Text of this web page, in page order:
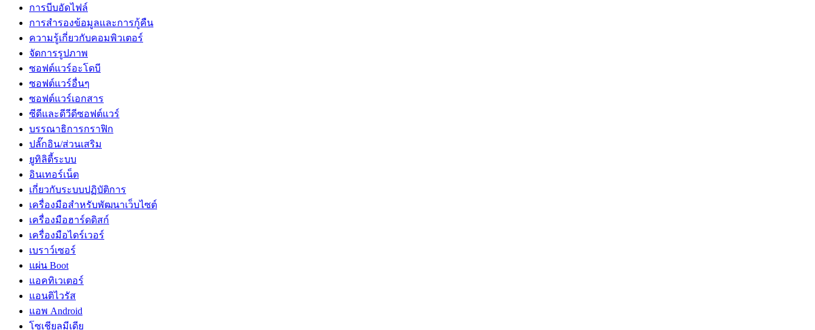
การบีบอัดไฟล์
การสำรองข้อมูลและการกู้คืน
ความรู้เกี่ยวกับคอมพิวเตอร์
จัดการรูปภาพ
ซอฟต์แวร์อะโดบี
ซอฟต์แวร์อื่นๆ
ซอฟต์แวร์เอกสาร
ซีดีและดีวีดีซอฟต์แวร์
บรรณาธิการกราฟิก
ปลั๊กอิน/ส่วนเสริม
ยูทิลิตี้ระบบ
อินเทอร์เน็ต
เกี่ยวกับระบบปฏิบัติการ
เครื่องมือสำหรับพัฒนาเว็บไซต์
เครื่องมือฮาร์ดดิสก์
เครื่องมือไดร์เวอร์
เบราว์เซอร์
แผ่น Boot
แอคทิเวเตอร์
แอนติไวรัส
แอพ Android
โซเชียลมีเดีย